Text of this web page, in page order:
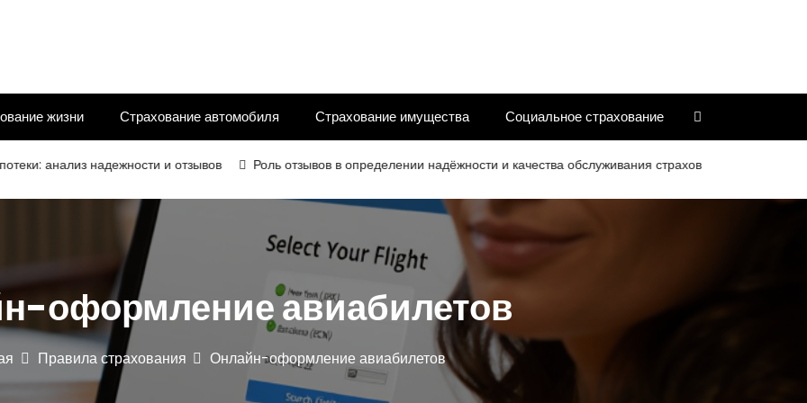
жизни Страхование автомобиля Страхование имущества Социальное страхование
надежности и отзывов Роль отзывов в определении надёжности и качества обслуживания страховых компаний
оформление авиабилетов
Правила страхования Онлайн-оформление авиабилетов